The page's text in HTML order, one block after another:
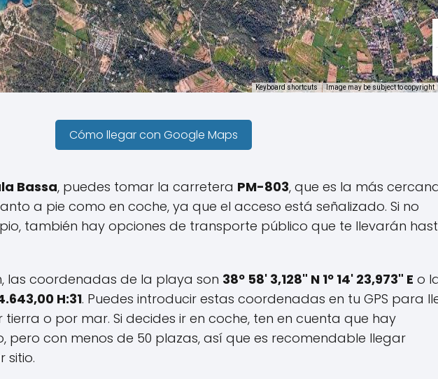
Keyboard shortcuts Image may be subject to copyright
Cómo llegar con Google Maps
Bassa, puedes tomar la carretera PM-803, que es la más
a pie como en coche, ya que el acceso está señalizado. Si no
también hay opciones de transporte público que te llevarán
las coordenadas de la playa son 38º 58' 3,128" N 1º 14' 23,973" E o
H:31. Puedes introducir estas coordenadas en tu GPS para
o por mar. Si decides ir en coche, ten en cuenta que hay
pero con menos de 50 plazas, así que es recomendable llegar
sitio.